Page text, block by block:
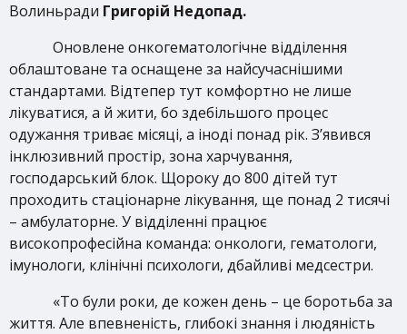
Волиньради Григорій Недопад.
Оновлене онкогематологічне відділення
облаштоване та оснащене за найсучаснішими
стандартами. Відтепер тут комфортно не лише
лікуватися, а й жити, бо здебільшого процес
одужання триває місяці, а іноді понад рік. З’явився
інклюзивний простір, зона харчування,
господарський блок. Щороку до 800 дітей тут
проходить стаціонарне лікування, ще понад 2 тисячі
– амбулаторне. У відділенні працює
високопрофесійна команда: онкологи, гематологи,
імунологи, клінічні психологи, дбайливі медсестри.
«То були роки, де кожен день – це боротьба за
життя. Але впевненість, глибокі знання і людяність